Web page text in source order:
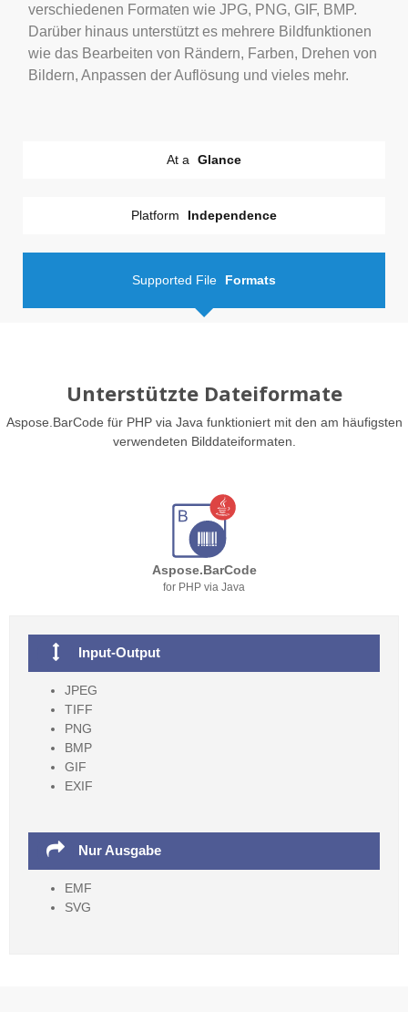
verschiedenen Formaten wie JPG, PNG, GIF, BMP.
Darüber hinaus unterstützt es mehrere Bildfunktionen
wie das Bearbeiten von Rändern, Farben, Drehen von
Bildern, Anpassen der Auflösung und vieles mehr.
At a Glance
Platform Independence
Supported File Formats
Unterstützte Dateiformate
Aspose.BarCode für PHP via Java funktioniert mit den am häufigsten
verwendeten Bilddateiformaten.
Input-Output
JPEG
TIFF
PNG
BMP
GIF
EXIF
Nur Ausgabe
EMF
SVG
Aspose.BarCode
for PHP via Java